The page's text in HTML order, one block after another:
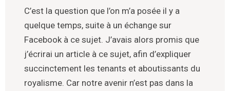
C’est la question que l’on m’a posée il y a
quelque temps, suite à un échange sur
Facebook à ce sujet. J’avais alors promis que
j’écrirai un article à ce sujet, afin d’expliquer
succinctement les tenants et aboutissants du
royalisme. Car notre avenir n’est pas dans la